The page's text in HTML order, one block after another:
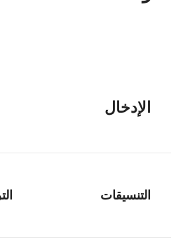
الإدخال
التنسيقات